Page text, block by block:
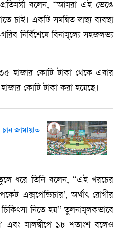
বলেন, “আমরা এই ভেঙে
চাই। একটি সমন্বিত স্বাস্থ্য ব্যবস্থা
নির্বিশেষে বিনামূল্যে সহজলভ্য
হাজার কোটি টাকা থেকে এবার
হাজার কোটি টাকা করা হয়েছে।
চান জামায়াত
ধরে তিনি বলেন, “এই খরচের
এক্সপেন্ডিচার’, অর্থাৎ রোগীর
নিতে হয়” তুলনামূলকভাবে
এবং মালদ্বীপে ১৮ শতাংশ বলেও